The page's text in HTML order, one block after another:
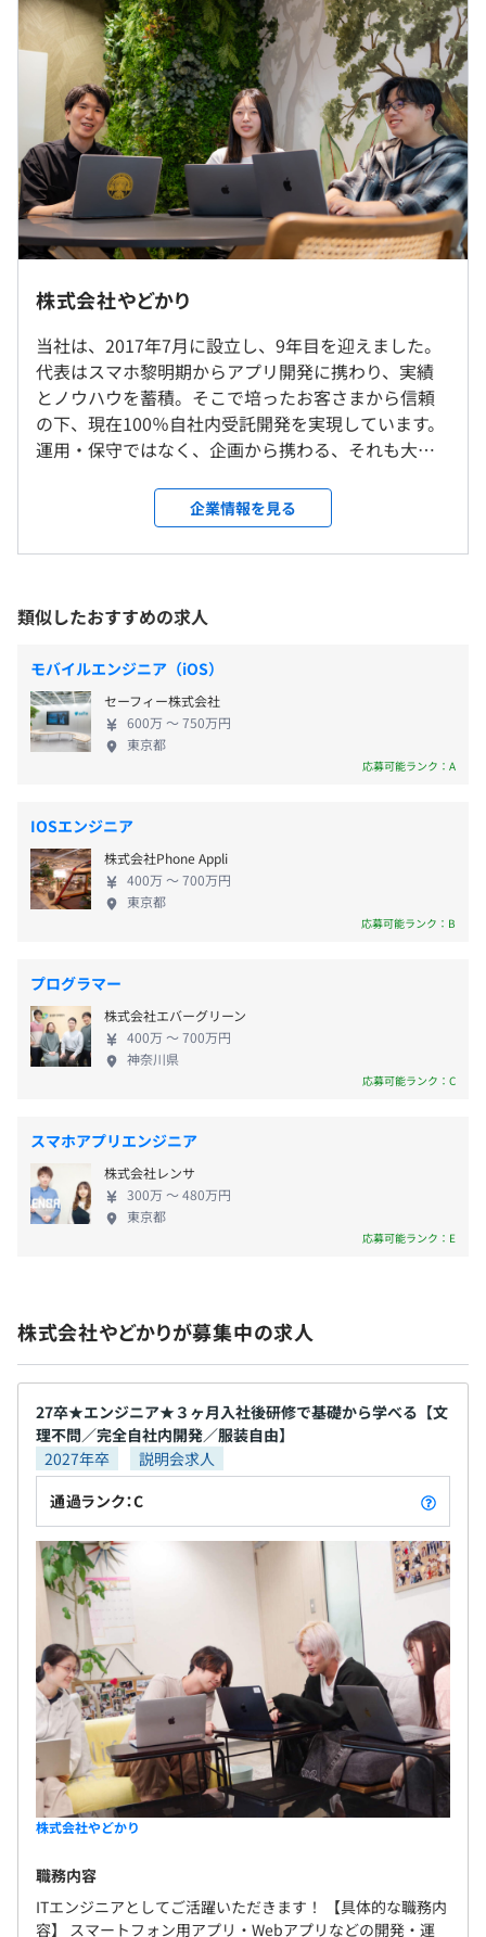
・某有名マラソンサイトの構築/運営
・某有名動画配信サイトの改修/運営
・グッドデザイン賞を受賞したAndroidドライブアプリ
・ECサイトのリニューアル開発
・社内勉強会の開催
・コードレビュー
・メンター制度
高スペックMacと液晶ディスプレイを支給いたします。
プロジェクトごとに選択、ウォーターフォール、スクラム
【開発環境】
■言語：Swift, java, kotlin
■フレームワーク：iOS SDK / Android SDK
■ソース管理：GitHub
3ヶ月ごとの四半期ごとに目標管理をしています。
意向をもとにやりがいのある目標を設定します
↓
02：進捗確認
2週間に1回の面談を通して進捗を確認
四半期の最後に振り返り面談をして評価
04：役員面談
年2回のタイミングで役員面談があります
四半期ごとの目標の達成度から報酬に反映します
【エンジニアリーダー】32歳（Wさん）
2013年 情報系大学卒
2013年-2018年 エンジニア（iOS, Android, WEB, DB最適
化）
2019年-2023年 PM, ディレクター
ウォーターフォールをメインに開発しています。協力会社
に合わせてスクラム開発で行う場合もあります。顧客理解
やユーザービリティを意識して開発します。
案件ごとに3～4名のチーム体制で3ヶ月ほどの開発を行う
ことが多く、平均年齢33歳で20代・30代が活躍していま
す。
就業場所の変更範囲
本社
＜変更範囲＞
変更なし
受動喫煙防止措置に関する事項
10:00～19:00
休憩時間：12:00〜13:00（60分） ※スケジュール状況に
応じて柔軟に対応しています
平均残業時間：平均20時間／月
・完全週休2日制（土・日）
・有給休暇（入社半年後に10日付）
・年末年始休暇
・慶弔休暇
・通勤交通費（全額支給）
＊社内イベントが多いです。仕事も遊びも全力です
【各種手当】
・クリボッチ手当（2万円／12月25日にぼっちの社員全員
に支給！）
・海外出張手当（海外に行くチャンスがあります！）
・バンジージャンプ手当（2万円以内）
昇給査定年 年1回（4月）
年金加入、雇用保険
6カ月（待遇の変更はありません）
株式会社やどかり
当社は、2017年7月に設立し、9年目を迎えました。
代表はスマホ黎明期からアプリ開発に携わり、実績
とノウハウを蓄積。そこで培ったお客さまから信頼
の下、現在100％自社内受託開発を実現しています。
運用・保守ではなく、企画から携わる、それも大手
トなどのバックエンドから携わるプロジェクトをご
依頼いただいたいます。 やどかりには多種多様なエ
ンジニアが在籍しており、全工程をまとめて開発す
プリ開発やサーバ構築も幅広くワンストップで対応
できます。 クライアントは、代表やベテラン社員と
の間で築かれてきた信頼関係により「リピートして
くださるお客さま」と「新規にサービスを立ち上げ
たいと相談をくださるお客さま」。お客さまが思い
描いているプロダクトを、当社ならではのカタチに
して提供しています。 【事業内容】 〈受託IT開発会
※企画から実装、リニューアルまで一貫したサービ
スづくりをしています。 【ユニークな社風】 企業理
念は「仲間と全力で働き、全力で遊ぶ」。 服装や見
た目は自由で、個人のアイデンティティーを大切に
しております。外国籍のメンバーも多数在籍していま
を実現するべく、全力で遊び、全力で働く社風を育
てています。
企業情報を見る
類似したおすすめの求人
モバイルエンジニア（iOS）
セーフィー株式会社
600万 〜 750万円
東京都
応募可能ランク：A
IOSエンジニア
株式会社Phone Appli
400万 〜 700万円
東京都
応募可能ランク：B
プログラマー
株式会社エバーグリーン
400万 〜 700万円
神奈川県
応募可能ランク：C
スマホアプリエンジニア
株式会社レンサ
300万 〜 480万円
東京都
応募可能ランク：E
株式会社やどかりが募集中の求人
27卒★エンジニア★３ヶ月入社後研修で基礎から学べる【文
理不問／完全自社内開発／服装自由】
2027年卒
説明会求人
通過ランク：C
株式会社やどかり
職務内容
ITエンジニアとしてご活躍いただきます！ 【具体的な職務内
容】 スマートフォン用アプリ・Webアプリなどの開発・運